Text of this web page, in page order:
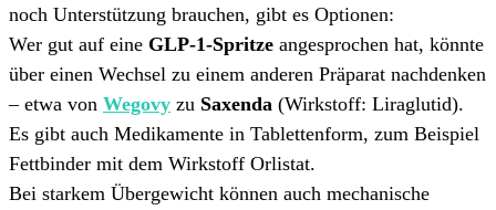
noch Unterstützung brauchen, gibt es Optionen:
Wer gut auf eine GLP-1-Spritze angesprochen hat, könnte
über einen Wechsel zu einem anderen Präparat nachdenken
– etwa von Wegovy zu Saxenda (Wirkstoff: Liraglutid).
Es gibt auch Medikamente in Tablettenform, zum Beispiel
Fettbinder mit dem Wirkstoff Orlistat.
Bei starkem Übergewicht können auch mechanische